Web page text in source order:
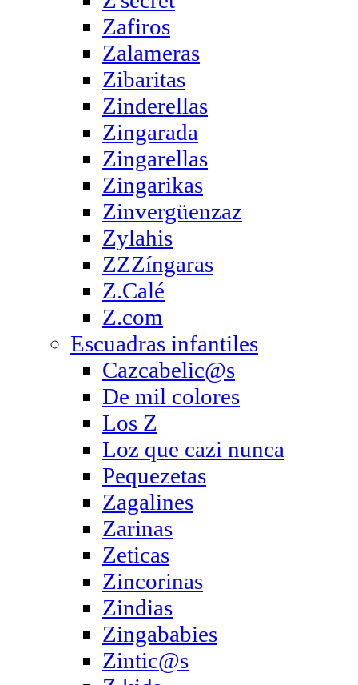
Zafiros
Zalameras
Zibaritas
Zinderellas
Zingarada
Zingarellas
Zingarikas
Zinvergüenzaz
Zylahis
ZZZíngaras
Z.Calé
Z.com
Escuadras infantiles
Cazcabelic@s
De mil colores
Los Z
Loz que cazi nunca
Pequezetas
Zagalines
Zarinas
Zeticas
Zincorinas
Zindias
Zingababies
Zintic@s